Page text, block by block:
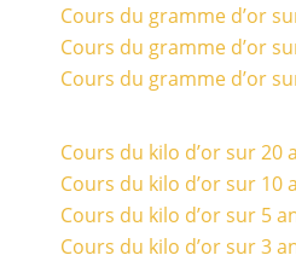
Cours du gramme d’or
Cours du gramme d’or
Cours du gramme d’or
Cours du kilo d’or sur 20
Cours du kilo d’or sur 10
Cours du kilo d’or sur 5
Cours du kilo d’or sur 3